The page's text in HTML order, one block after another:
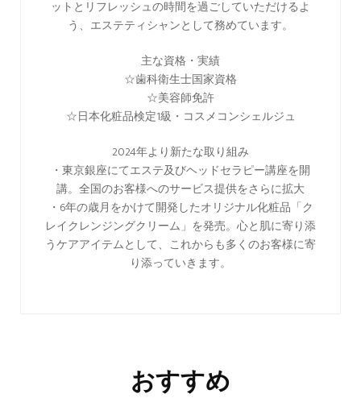
ットとリフレッシュの時間を過ごしていただけるよ
う、エステティシャンとして務めています。
主な資格・実績
☆歯科衛生士国家資格
☆美容師免許
☆日本化粧品検定1級・コスメコンシェルジュ
2024年より新たな取り組み
・東京銀座にてエステ及びヘッドセラピー講座を開
講。全国のお客様へのサービス提供をさらに拡大
・6年の歳月をかけて開発したオリジナル化粧品「ク
レイクレンジングクリーム」を発売。心と肌に寄り添
うケアアイテムとして、これからも多くのお客様に寄
り添っていきます。
おすすめ